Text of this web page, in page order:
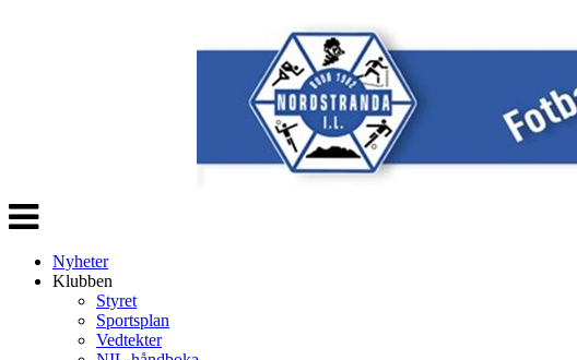
Veksle
navigasjon
Nyheter
Klubben
Styret
Sportsplan
Vedtekter